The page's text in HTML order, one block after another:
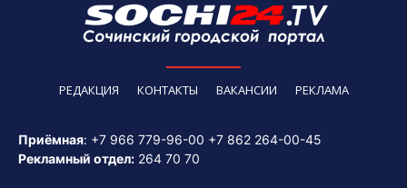
РЕДАКЦИЯ КОНТАКТЫ ВАКАНСИИ РЕКЛАМА
Приёмная: +7 966 779-96-00 +7 862 264-00-45
Рекламный отдел: 264 70 70